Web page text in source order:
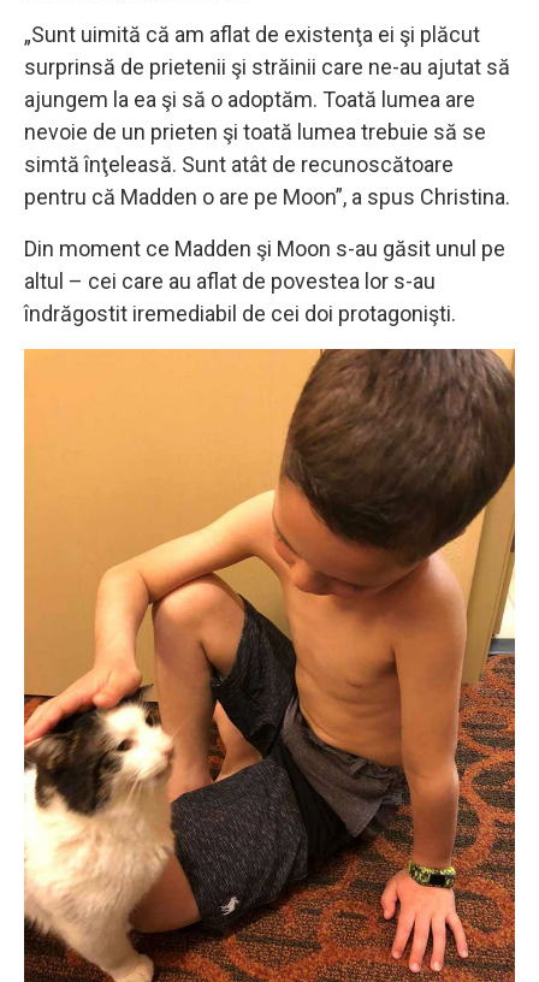
„Sunt uimită că am aflat de existenţa ei şi plăcut
surprinsă de prietenii şi străinii care ne-au ajutat să
ajungem la ea şi să o adoptăm. Toată lumea are
nevoie de un prieten şi toată lumea trebuie să se
simtă înţeleasă. Sunt atât de recunoscătoare
pentru că Madden o are pe Moon”, a spus Christina.
Din moment ce Madden şi Moon s-au găsit unul pe
altul – cei care au aflat de povestea lor s-au
îndrăgostit iremediabil de cei doi protagonişti.